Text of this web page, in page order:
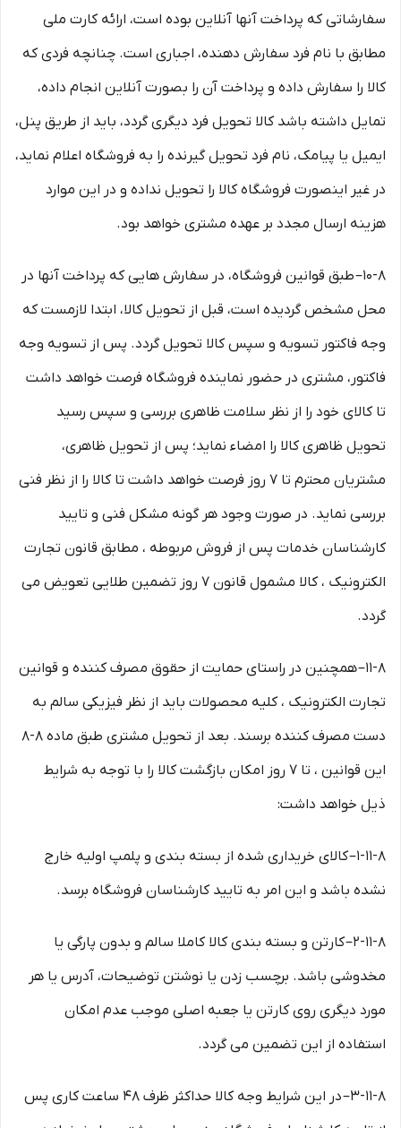
سفارشاتی که پرداخت آنها آنلاین بوده است، ارائه کارت ملی
مطابق با نام فرد سفارش دهنده، اجباری است. چنانچه فردی که
کالا را سفارش داده و پرداخت آن را بصورت آنلاین انجام داده،
تمایل داشته باشد کالا تحویل فرد دیگری گردد، باید از طریق پنل،
ایمیل یا پیامک، نام فرد تحویل گیرنده را به فروشگاه اعلام نماید،
در غیر اینصورت فروشگاه کالا را تحویل نداده و در این موارد
هزینه ارسال مجدد بر عهده مشتری خواهد بود.
۱۰-۸– طبق قوانین فروشگاه، در سفارش هایی که پرداخت آنها در
محل مشخص گردیده است، قبل از تحویل کالا، ابتدا لازمست که
وجه فاکتور تسویه و سپس کالا تحویل گردد. پس از تسویه وجه
فاکتور، مشتری در حضور نماینده فروشگاه فرصت خواهد داشت
تا کالای خود را از نظر سلامت ظاهری بررسی و سپس رسید
تحویل ظاهری کالا را امضاء نماید؛ پس از تحویل ظاهری،
مشتریان محترم تا ۷ روز فرصت خواهد داشت تا کالا را از نظر فنی
بررسی نماید. در صورت وجود هر گونه مشکل فنی و تایید
کارشناسان خدمات پس از فروش مربوطه ، مطابق قانون تجارت
الکترونیک ، کالا مشمول قانون ۷ روز تضمین طلایی تعویض می
گردد.
۱۱-۸– همچنین در راستای حمایت از حقوق مصرف کننده و قوانین
تجارت الکترونیک ، کلیه محصولات باید از نظر فیزیکی سالم به
دست مصرف کننده برسند. بعد از تحویل مشتری طبق ماده ۸-۸
این قوانین ، تا ۷ روز امکان بازگشت کالا را با توجه به شرایط
ذیل خواهد داشت:
۱-۱۱-۸– کالای خریداری شده از بسته بندی و پلمپ اولیه خارج
نشده باشد و این امر به تایید کارشناسان فروشگاه برسد.
۲-۱۱-۸– کارتن و بسته بندی کالا کاملا سالم و بدون پارگی یا
مخدوشی باشد. برچسب زدن یا نوشتن توضیحات، آدرس یا هر
مورد دیگری روی کارتن یا جعبه اصلی موجب عدم امکان
استفاده از این تضمین می گردد.
۳-۱۱-۸– در این شرایط وجه کالا حداکثر ظرف ۴۸ ساعت کاری پس